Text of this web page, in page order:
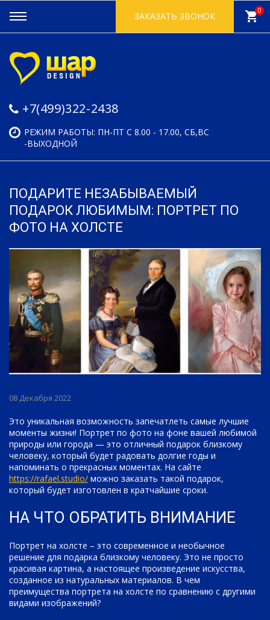
+7(499)322-2438
РЕЖИМ РАБОТЫ: ПН-ПТ С 8.00 - 17.00, СБ,ВС
-ВЫХОДНОЙ
ЗАКАЗАТЬ ЗВОНОК shopping_cart0
ПОДАРИТЕ НЕЗАБЫВАЕМЫЙ
ПОДАРОК ЛЮБИМЫМ: ПОРТРЕТ ПО
ФОТО НА ХОЛСТЕ
08 Декабря 2022
Это уникальная возможность запечатлеть самые лучшие
моменты жизни! Портрет по фото на фоне вашей любимой
природы или города — это отличный подарок близкому
человеку, который будет радовать долгие годы и
напоминать о прекрасных моментах. На сайте
https://rafael.studio/ можно заказать такой подарок,
который будет изготовлен в кратчайшие сроки.
НА ЧТО ОБРАТИТЬ ВНИМАНИЕ
Портрет на холсте – это современное и необычное
решение для подарка близкому человеку. Это не просто
красивая картина, а настоящее произведение искусства,
созданное из натуральных материалов. В чем
преимущества портрета на холсте по сравнению с другими
видами изображений?